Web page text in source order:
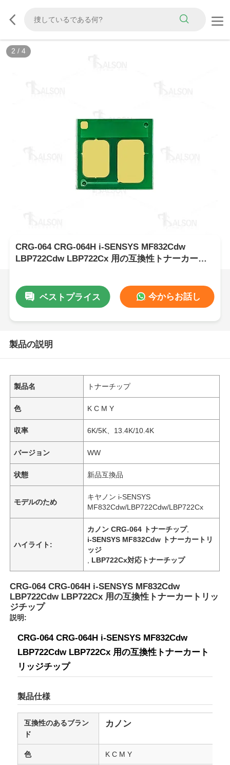
2 / 4
CRG-064 CRG-064H i-SENSYS MF832Cdw
LBP722Cdw LBP722Cx 用の互換性トナーカート
ベストプライス 今からお話し
製品の説明
製品名 トナーチップ
色 K C M Y
収率 6K/5K、13.4K/10.4K
バージョン WW
状態 新品互換品
モデルのため
キヤノン i-SENSYS
MF832Cdw/LBP722Cdw/LBP722Cx
ハイライト:
カノン CRG-064 トナーチップ,
i-SENSYS MF832Cdw トナーカートリ
ッジ
LBP722Cx対応トナーチップ
CRG-064 CRG-064H i-SENSYS MF832Cdw
LBP722Cdw LBP722Cx 用の互換性トナーカートリッ
ジチップ
説明:
CRG-064 CRG-064H i-SENSYS MF832Cdw
LBP722Cdw LBP722Cx 用の互換性トナーカート
リッジチップ
製品仕様
互換性のあるブラン
ド
カノン
色 K C M Y